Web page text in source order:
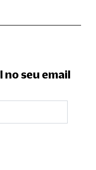
no seu email